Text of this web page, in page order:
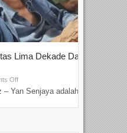
Lima Dekade Dalam
Off
Yan Senjaya adalah...